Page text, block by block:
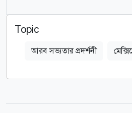
Topic
আরব সভ্যতার প্রদর্শনী